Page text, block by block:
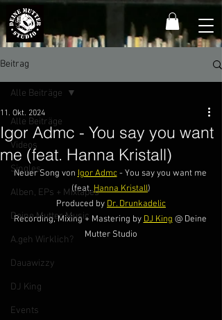
Beitrag
Alle Beiträge
Videos
Singles
Alben, EPs + Mixtapes
Deine Mutter Music
A.geh Wirklich?
Dauawizzy
DJ King
Events
Alle Beiträge
Igor Admc - You say you want
me (feat. Hanna Kristall)
11. Okt. 2024
Neuer Song von Igor Admc - You say you want me
(feat. Hanna Kristall)
Produced by Dr. Drunkadelic
Recording, Mixing + Mastering by DJ King @ Deine
Mutter Studio